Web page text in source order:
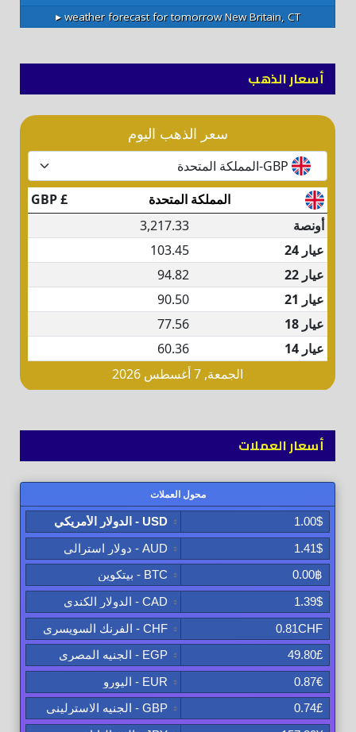
New Britain, CT
weather forecast for tomorrow ▸
أسعار الذهب
أسعار العملات